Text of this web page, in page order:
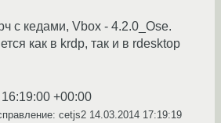
с кедами, Vbox - 4.2.0_Ose.
как в krdp, так и в rdesktop
+00:00
cetjs2 14.03.2014 17:19:19